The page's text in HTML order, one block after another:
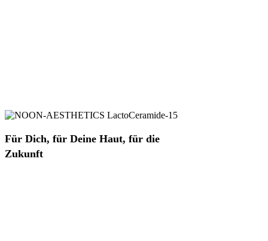
Für Dich, für Deine Haut, für die
Zukunft